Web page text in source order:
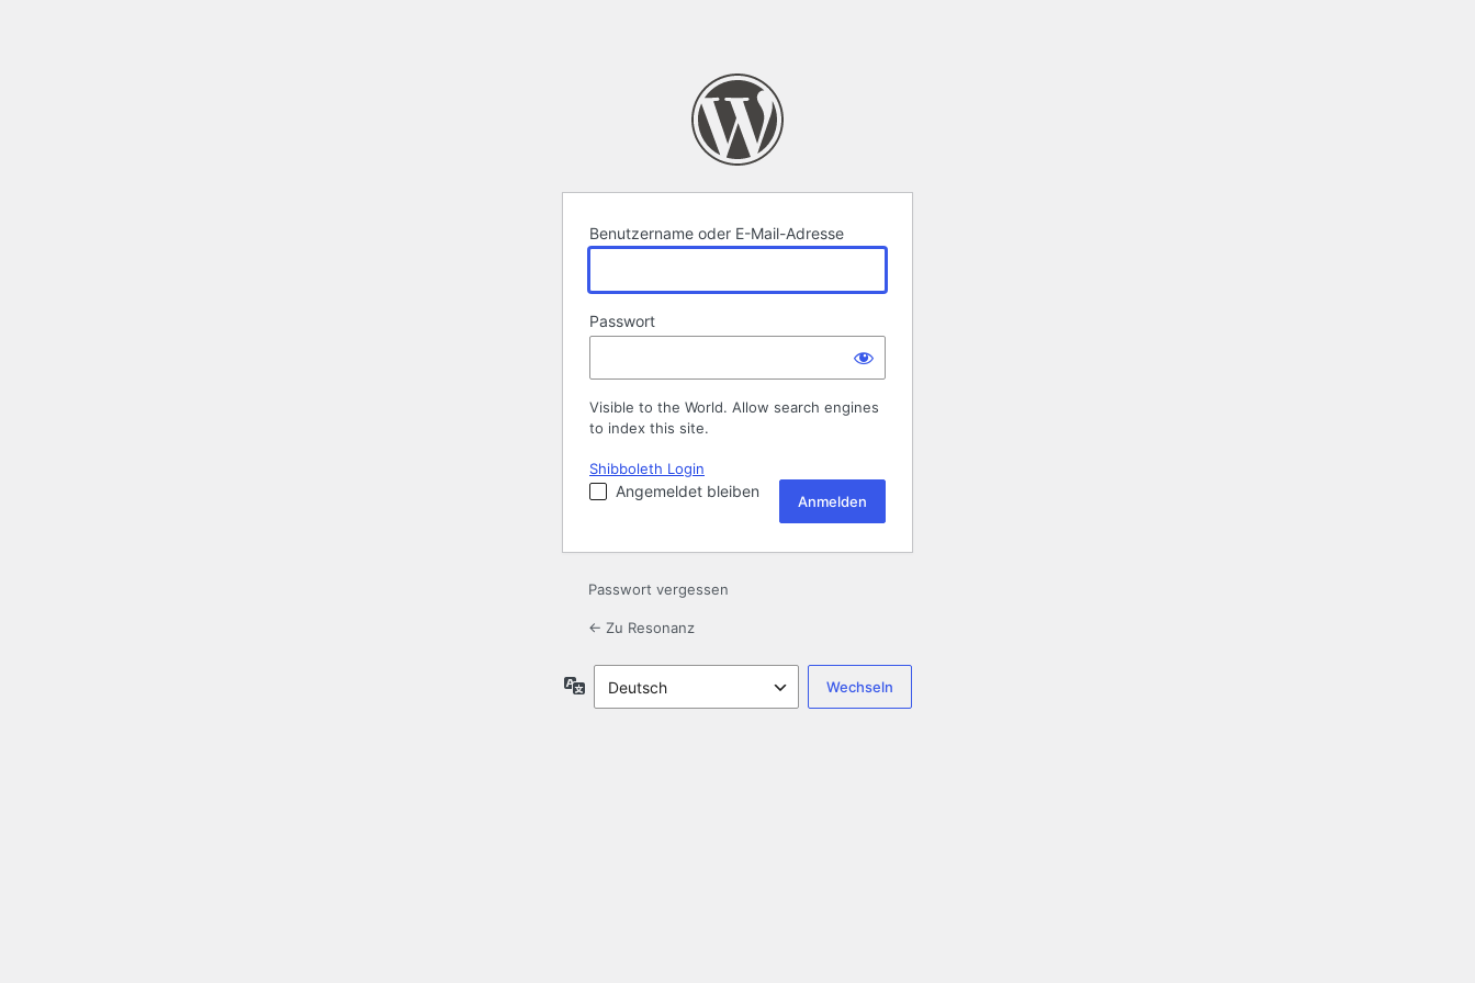
Benutzername oder E-Mail-Adresse
Passwort
Visible to the World. Allow search engines
to index this site.
Shibboleth Login
Angemeldet bleiben
Passwort vergessen
← Zu Resonanz
Sprache